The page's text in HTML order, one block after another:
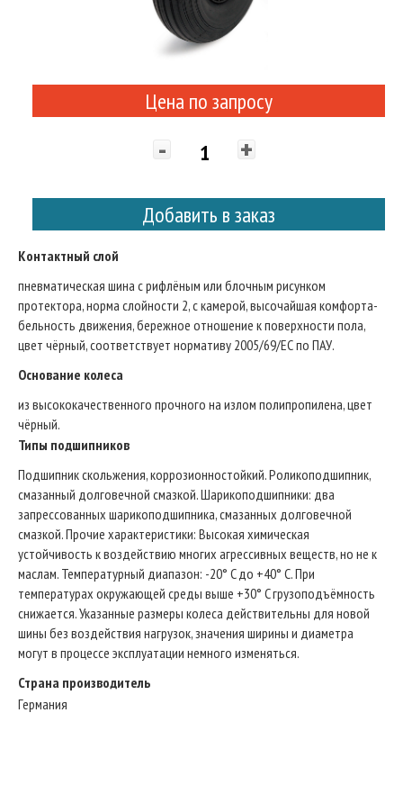
Цена по запросу
- +
Добавить в заказ
Контактный слой
пневматическая шина с рифлёным или блочным рисунком
протектора, норма слойности 2, с камерой, высочайшая комфорта-
бельность движения, бережное отношение к поверхности пола,
цвет чёрный, соответствует нормативу 2005/69/ЕС по ПАУ.
Основание колеса
из высококачественного прочного на излом полипропилена, цвет
чёрный.
Типы подшипников
Подшипник скольжения, коррозионностойкий. Роликоподшипник,
смазанный долговечной смазкой. Шарикоподшипники: два
запрессованных шарикоподшипника, смазанных долговечной
смазкой. Прочие характеристики: Высокая химическая
устойчивость к воздействию многих агрессивных веществ, но не к
маслам. Температурный диапазон: -20° C до +40° C. При
температурах окружающей среды выше +30° C грузоподъёмность
снижается. Указанные размеры колеса действительны для новой
шины без воздействия нагрузок, значения ширины и диаметра
могут в процессе эксплуатации немного изменяться.
Страна производитель
Германия